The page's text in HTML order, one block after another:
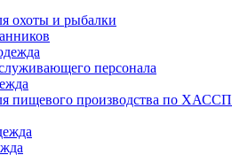
охоты и рыбалки
персонала
пищевого производства по ХАССП